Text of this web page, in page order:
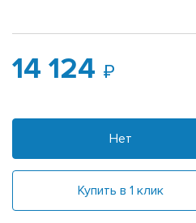
14 124
Нет
Купить в 1 клик